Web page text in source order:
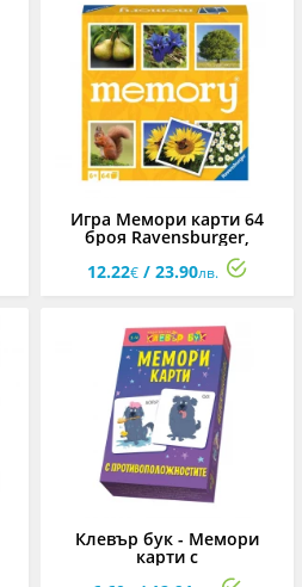
Игра Мемори карти 64
броя Ravensburger,
12.22€/ 23.90лв.
Клевър бук - Мемори
карти с
противоположностите